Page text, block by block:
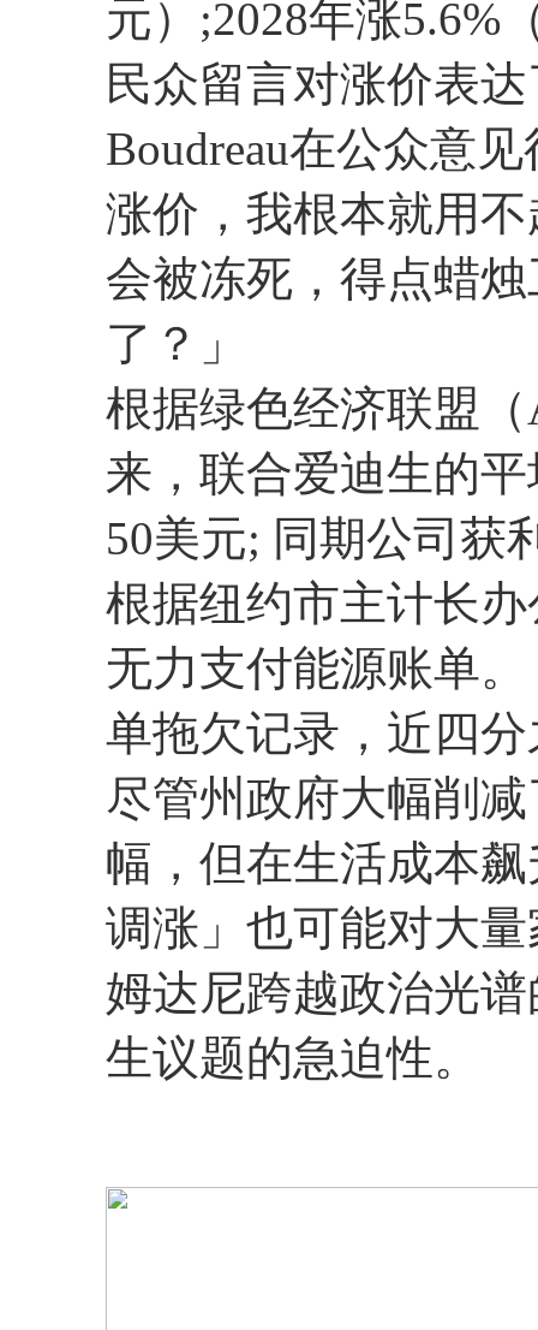
元）;2028年涨5.6%
民众留言对涨价表
Boudreau在公众意
涨价，我根本就用
会被冻死，得点蜡
了？」
根据绿色经济联盟
来，联合爱迪生的
50美元; 同期公司获
根据纽约市主计长
无力支付能源账单
单拖欠记录，近四
尽管州政府大幅削
幅，但在生活成本
调涨」也可能对大
姆达尼跨越政治光
生议题的急迫性。